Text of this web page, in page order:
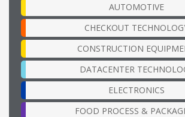
AUTOMOTIVE
CHECKOUT
CONSTRUCTION
DATACENTER
ELECTRONICS
FOOD PROCESS &